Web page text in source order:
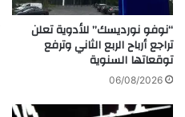
J
o
y
A
w
r
ح
ق
آ
ي
ب
د
“نوفو نورديسك” للأدوية تعلن
تراجع أرباح الربع الثاني وترفع
توقعاتها السنوية
06/08/2026